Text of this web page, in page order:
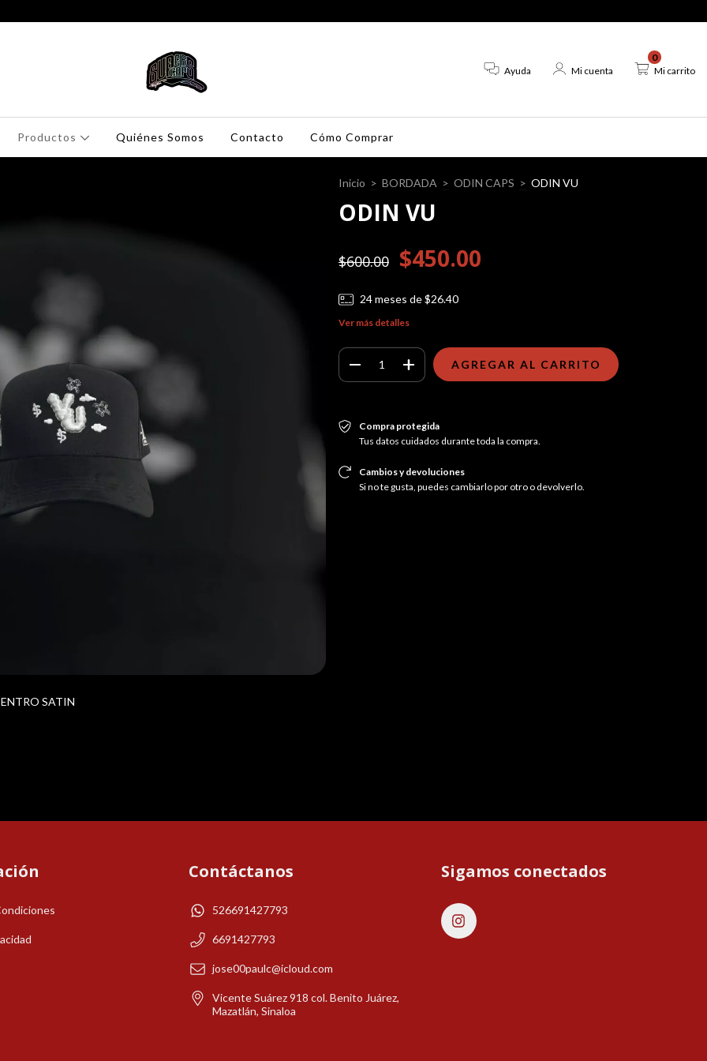
Ayuda Mi cuenta Mi carrito
0
Productos Quiénes Somos Contacto Cómo Comprar
SATIN
Inicio > BORDADA > ODIN CAPS > ODIN VU
ODIN VU
$600.00 $450.00
24meses de$26.40
Ver más detalles
Compra protegida
Tus datos cuidados durante toda la compra.
Cambios y devoluciones
Si no te gusta, puedes cambiarlo por otro o devolverlo.
Contáctanos
526691427793
6691427793
jose00paulc@icloud.com
Vicente Suárez 918 col. Benito Juárez,
Mazatlán, Sinaloa
Sigamos conectados